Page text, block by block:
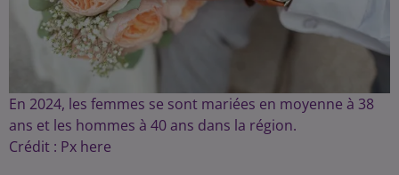
En 2024, les femmes se sont mariées en moyenne à 38
ans et les hommes à 40 ans dans la région.
Crédit : Px here